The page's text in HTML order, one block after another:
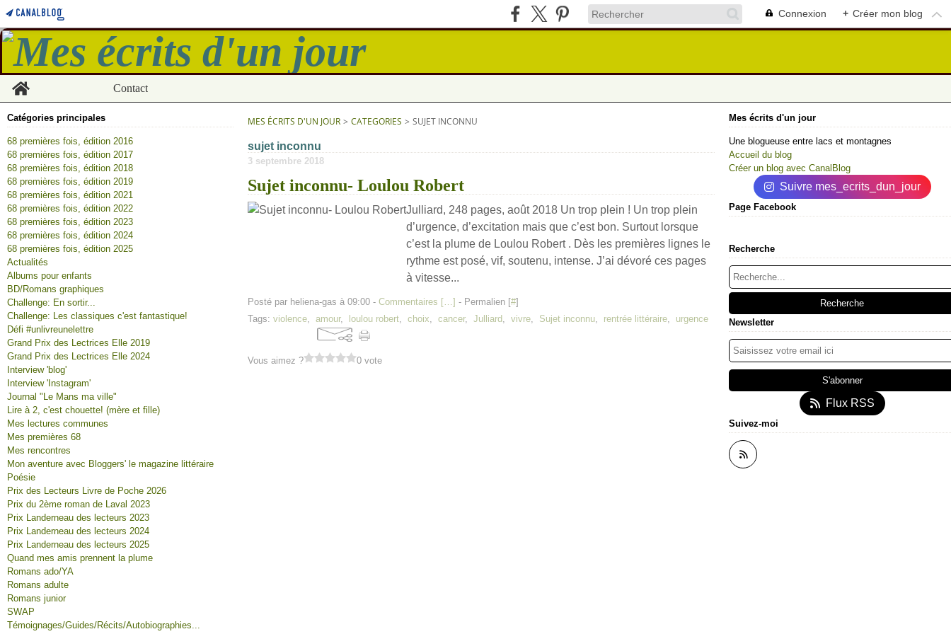
Connexion + Créer mon blog
Home
Contact
Catégories principales
68 premières fois, édition 2016
68 premières fois, édition 2017
68 premières fois, édition 2018
68 premières fois, édition 2019
68 premières fois, édition 2021
68 premières fois, édition 2022
68 premières fois, édition 2023
68 premières fois, édition 2024
68 premières fois, édition 2025
Actualités
Albums pour enfants
BD/Romans graphiques
Challenge: En sortir...
Challenge: Les classiques c'est fantastique!
Défi #unlivreunelettre
Grand Prix des Lectrices Elle 2019
Grand Prix des Lectrices Elle 2024
Interview 'blog'
Interview 'Instagram'
Journal "Le Mans ma ville"
Lire à 2, c'est chouette! (mère et fille)
Mes lectures communes
Mes premières 68
Mes rencontres
Mon aventure avec Bloggers' le magazine littéraire
Poésie
Prix des Lecteurs Livre de Poche 2026
Prix du 2ème roman de Laval 2023
Prix Landerneau des lecteurs 2023
Prix Landerneau des lecteurs 2024
Prix Landerneau des lecteurs 2025
Quand mes amis prennent la plume
Romans ado/YA
Romans adulte
Romans junior
SWAP
Témoignages/Guides/Récits/Autobiographies...
MES ÉCRITS D'UN JOUR > CATEGORIES > SUJET INCONNU
sujet inconnu
3 septembre 2018
Sujet inconnu- Loulou Robert
Julliard, 248 pages, août 2018 Un trop plein ! Un trop plein
d’urgence, d’excitation mais que c’est bon. Surtout lorsque
c’est la plume de Loulou Robert . Dès les premières lignes le
rythme est posé, vif, soutenu, intense. J’ai dévoré ces pages
à vitesse...
Posté par heliena-gas à 09:00 - Commentaires […] - Permalien [#]
Tags: violence, amour, loulou robert, choix, cancer, Julliard, vivre, Sujet inconnu, rentrée littéraire, urgence
Vous aimez ? 0 vote
Mes écrits d'un jour
Une blogueuse entre lacs et montagnes
Accueil du blog
Créer un blog avec CanalBlog
Suivre mes_ecrits_dun_jour
Page Facebook
Recherche
Newsletter
Flux RSS
Suivez-moi